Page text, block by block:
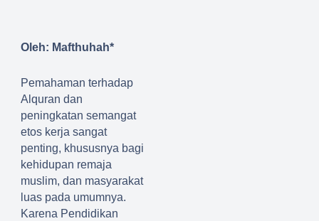
Oleh: Mafthuhah*
Pemahaman terhadap
A quran dan
peningkatan semangat
etos kerja sangat
penting, khususnya bagi
kehidupan remaja
muslim, dan masyarakat
luas pada umumnya.
Karena Pendidikan